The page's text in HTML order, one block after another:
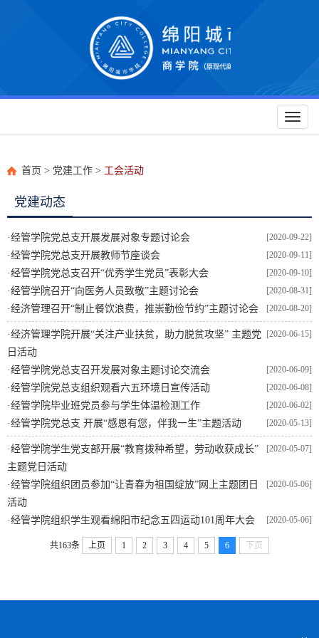
Toggle
首页 > 党建工作 > 工会活动
党建动态
[2020-09-22]
·经管学院党总支开展发展对象专题讨论会
[2020-09-11]
·经管学院党总支开展教师节座谈会
[2020-09-10]
·经管学院党总支召开“优秀学生党员”表彰大会
[2020-08-31]
·经管学院召开“向医务人员致敬”主题讨论会
[2020-08-20]
·经济管理召开“制止餐饮浪费，推崇勤俭节约”主题讨论会
[2020-06-15]
·经济管理学院开展“关注产业扶贫，助力脱贫攻坚” 主题党
日活动
[2020-06-09]
·经管学院党总支召开发展对象主题讨论交流会
[2020-06-08]
·经管学院党总支组织观看六五环境日宣传活动
[2020-06-02]
·经管学院毕业班党员参与学生体温检测工作
[2020-05-13]
·经管学院党总支 开展“感恩有您，伴我一生”主题活动
[2020-05-07]
·经管学院学生党支部开展“教育拨种希望，劳动收获成长”
主题党日活动
[2020-05-06]
·经管学院组织团员参加“让青春为祖国绽放”网上主题团日
活动
[2020-05-06]
·经管学院组织学生观看绵阳市纪念五四运动101周年大会
共163条 上页 1 2 3 4 5 6 下页